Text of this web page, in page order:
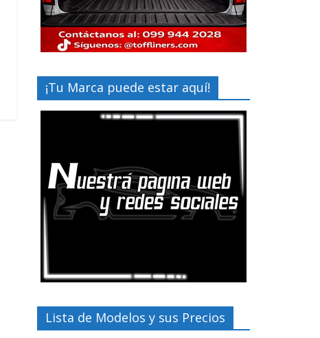
¡Tu Marca puede estar aquí!
Lista de Modelos y sus Precios